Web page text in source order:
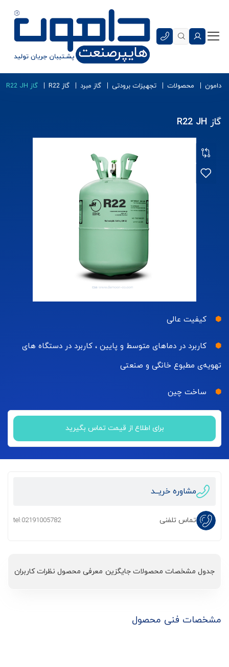
دامون محصولات تجهیزات برودتی گاز مبرد گاز R22 گاز R22 JH
گاز R22 JH
کیفیت عالی
کاربرد در دماهای متوسط و پایین ، کاربرد در دستگاه های
تهویه‌ی مطبوع خانگی و صنعتی
ساخت چین
برای اطلاع از قیمت تماس بگیرید
مشاوره خریــد
تماس تلفنی tel:02191005782
جدول مشخصات محصولات جایگزین معرفی محصول نظرات کاربران
مشخصات فنی محصول